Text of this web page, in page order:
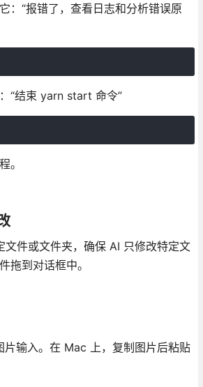
：“报错了，查看日志和分析错误原
“结束 yarn start 命令”
。
文件或文件夹，确保 AI 只修改特定文
拖到对话框中。
输入。在 Mac 上，复制图片后粘贴